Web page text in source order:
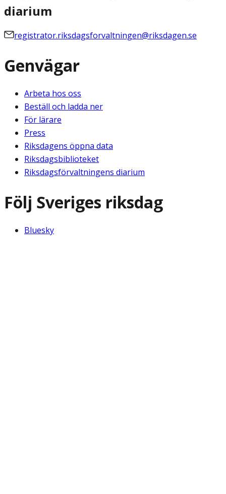
diarium
registrator.riksdagsforvaltningen@riksdagen.se
Genvägar
Arbeta hos oss
Beställ och ladda ner
För lärare
Press
Riksdagens öppna data
Riksdagsbiblioteket
Riksdagsförvaltningens diarium
Följ Sveriges riksdag
Bluesky